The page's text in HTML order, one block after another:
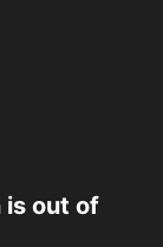
is out of